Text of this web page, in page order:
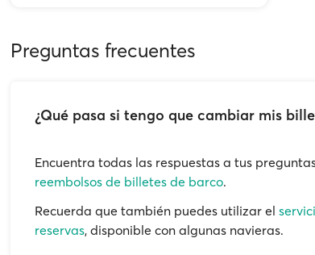
Preguntas frecuentes
¿Qué pasa si tengo que cambiar mis
Encuentra todas las respuestas a tus
reembolsos de billetes de barco.
Recuerda que también puedes utilizar el
reservas, disponible con algunas navieras.